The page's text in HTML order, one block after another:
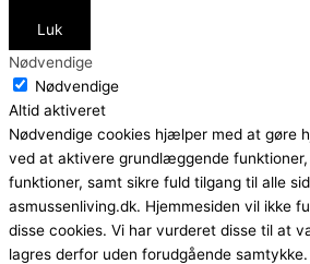
Luk
Nødvendige
Nødvendige
Altid aktiveret
Nødvendige cookies hjælper med at gøre
ved at aktivere grundlæggende funktioner,
funktioner, samt sikre fuld tilgang til alle
asmussenliving.dk. Hjemmesiden vil ikke
disse cookies. Vi har vurderet disse til at
lagres derfor uden forudgående samtykke.